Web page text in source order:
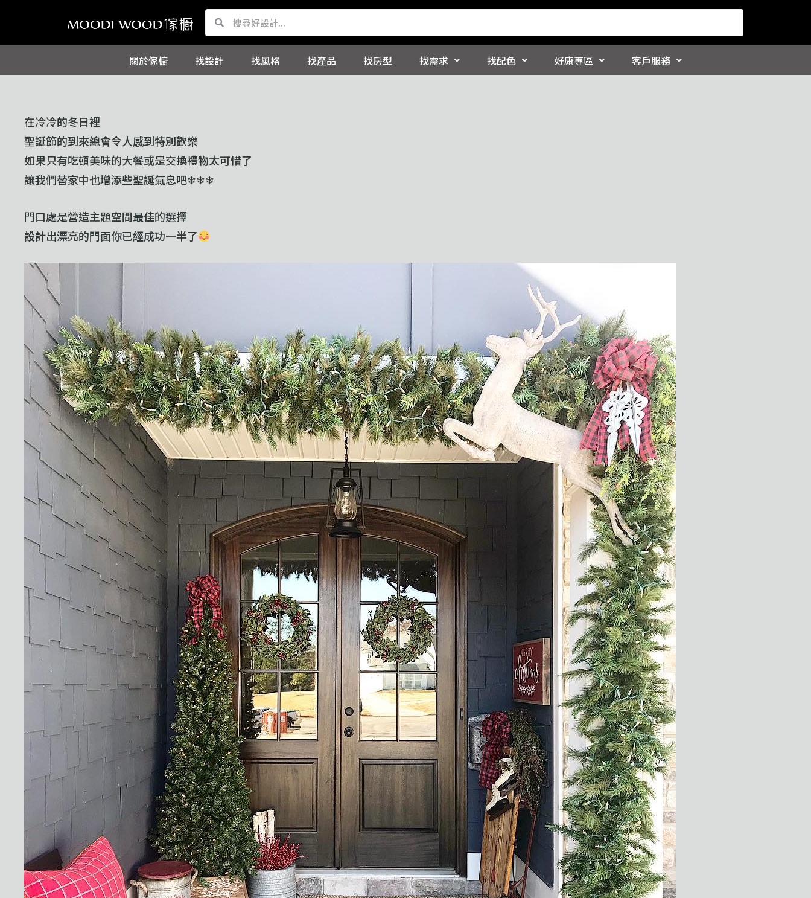
主
Search
Search
關於傢櫥 找設計 找風格 找產品 找房型 找需求 找配色 好康專區 客戶服務
在冷冷的冬日裡
聖誕節的到來總會令人感到特別歡樂
如果只有吃頓美味的大餐或是交換禮物太可惜了
讓我們替家中也增添些聖誕氣息吧❄︎❄︎❄︎
門口處是營造主題空間最佳的選擇
設計出漂亮的門面你已經成功一半了